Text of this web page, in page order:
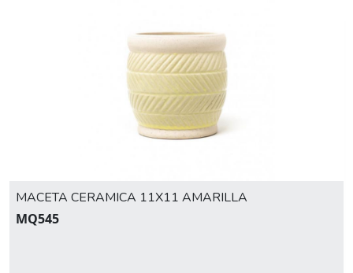
MACETA CERAMICA 11X11 AMARILLA
MQ545